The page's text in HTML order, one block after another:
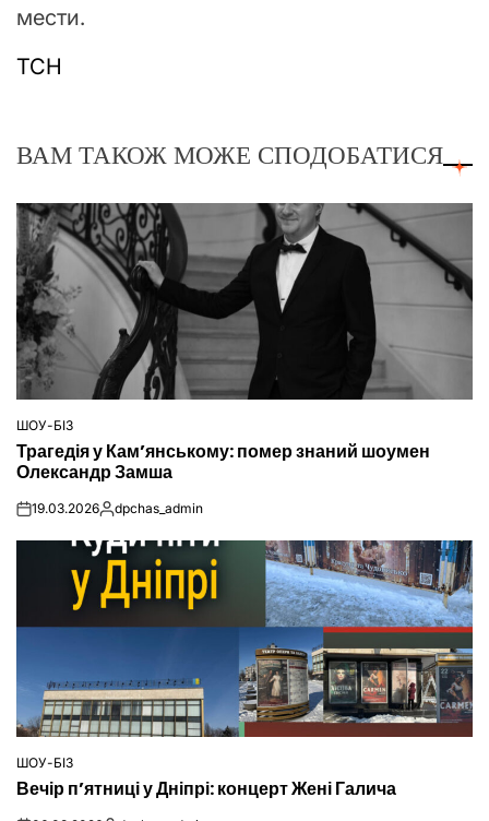
мести.
ТСН
ВАМ ТАКОЖ МОЖЕ СПОДОБАТИСЯ
ОПУБЛІКУВАТИ
ШОУ-БІЗ
Трагедія у Кам’янському: помер знаний шоумен
Олександр Замша
on19.03.2026Опубліковано
dpchas_admin
ОПУБЛІКУВАТИ
У
ШОУ-БІЗ
Вечір п’ятниці у Дніпрі: концерт Жені Галича